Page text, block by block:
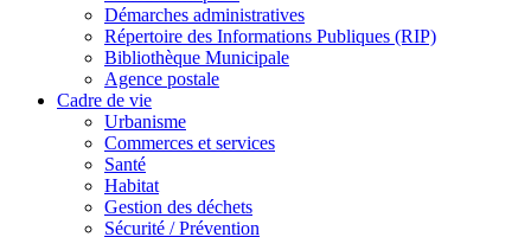
Démarches administratives
Répertoire des Informations Publiques (RIP)
Bibliothèque Municipale
Agence postale
Cadre de vie
Urbanisme
Commerces et services
Santé
Habitat
Gestion des déchets
Sécurité / Prévention